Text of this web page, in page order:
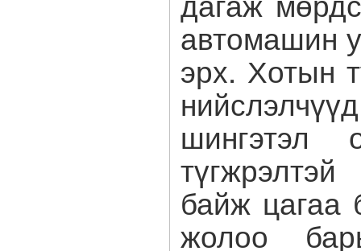
автомашин
эрх. Хотын
шингэтэл
байж цагаа
жолоо